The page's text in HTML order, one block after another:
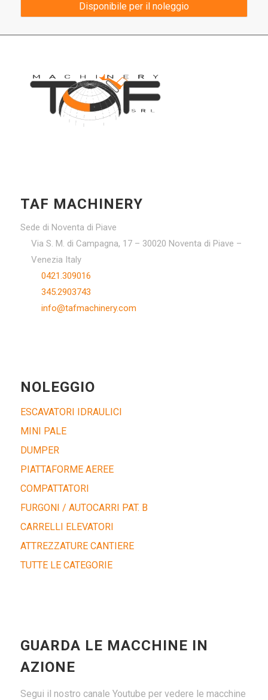
Disponibile per il noleggio
TAF MACHINERY
Sede di Noventa di Piave
Via S. M. di Campagna, 17 – 30020 Noventa di Piave –
Venezia Italy
0421.309016
345.2903743
info@tafmachinery.com
NOLEGGIO
ESCAVATORI IDRAULICI
MINI PALE
DUMPER
PIATTAFORME AEREE
COMPATTATORI
FURGONI / AUTOCARRI PAT. B
CARRELLI ELEVATORI
ATTREZZATURE CANTIERE
TUTTE LE CATEGORIE
GUARDA LE MACCHINE IN
AZIONE
Segui il nostro canale Youtube per vedere le macchine